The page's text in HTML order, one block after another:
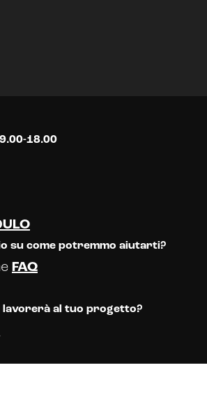
18.00
su come potremmo aiutarti?
FAQ
al tuo progetto?